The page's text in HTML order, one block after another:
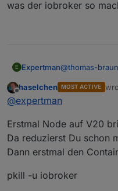
was der iobroker so
E Expertman@thomas-braun
ioBroker
Plattform: docker
Architektur: x64
CPUs: 4
Modell: Intel(R)
System-
admin 6.17.14
Offline
haselchen MOST ACTIVE
@expertman
Erstmal Node auf V20
Da reduzierst Du schon
Dann erstmal den
pkill -u iobroker